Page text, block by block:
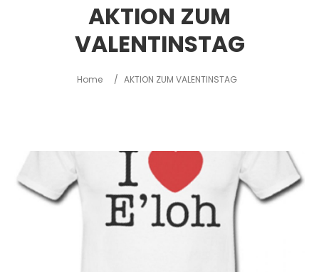
AKTION ZUM
VALENTINSTAG
Home / AKTION ZUM VALENTINSTAG